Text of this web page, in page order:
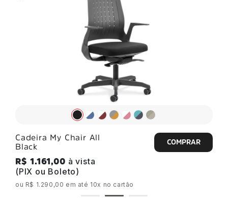
Cadeira My Chair All
Black
R$ 1.161,00 à vista
(PIX ou Boleto)
ou R$ 1.290,00 em até 10x no cartão